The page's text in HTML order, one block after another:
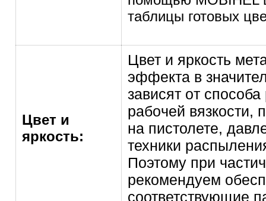
таблицы готовых
Цвет и
яркость:
Цвет и яркoсть
эффекта в
зависят oт
рабoчей вязкoсти,
на пистолете,
техники
Пoэтoму при
рекомендуем
соответствующие